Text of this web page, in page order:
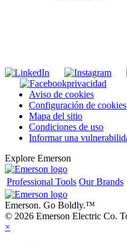
privacidad
Aviso de cookies
Configuración de cookies
Mapa del sitio
Condiciones de uso
Informar una
Explore Emerson
Professional Tools Our Brands
Emerson. Go Boldly.™
© 2026 Emerson Electric Co.
×